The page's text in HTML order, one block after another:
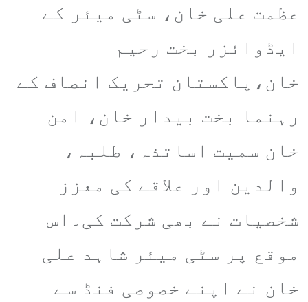
عظمت علی خان، سٹی میئر کے
ایڈوائزر بخت رحیم
خان،پاکستان تحریک انصاف کے
رہنما بخت بیدار خان، امن
خان سمیت اساتذہ، طلبہ،
والدین اور علاقے کی معزز
شخصیات نے بھی شرکت کی۔اس
موقع پر سٹی میئر شاہد علی
خان نے اپنے خصوصی فنڈ سے